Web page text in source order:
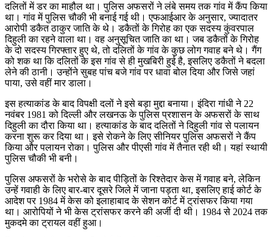
दलितों में डर का माहौल था। पुलिस अफसरों ने लंबे समय तक गांव में कैंप किया
था। गांव में पुलिस चौकी भी बनाई गई थी। एफआईआर के अनुसार, ज्यादातर
आरोपी डकैत ठाकुर जाति के थे। डकैतों के गिरोह का एक सदस्य कुंवरपाल
दिहुली का रहने वाला था। वह अनुसूचित जाति का था। जब डकैतों के गिरोह
के दो सदस्य गिरफ्तार हुए थे, तो दलितों के गांव के कुछ लोग गवाह बने थे। गैंग
को शक था कि दलितों के इस गांव से ही मुखबिरी हुई है, इसलिए डकैतों ने बदला
लेने की ठानी। उन्होंने सुबह पांच बजे गांव पर धावा बोल दिया और जिसे जहां
पाया, उसे वहीं मार डाला।
इस हत्याकांड के बाद विपक्षी दलों ने इसे बड़ा मुद्दा बनाया। इंदिरा गांधी ने 22
नवंबर 1981 को दिल्ली और लखनऊ के पुलिस प्रशासन के अफसरों के साथ
दिहुली का दौरा किया था। हत्याकांड के बाद दलितों ने दिहुली गांव से पलायन
करना शुरू कर दिया था। इसे रोकने के लिए सीनियर पुलिस अफसरों ने कैंप
किया और पलायन रोका। पुलिस और पीएसी गांव में तैनात रही थी। यहां स्थायी
पुलिस चौकी भी बनी।
पुलिस अफसरों के भरोसे के बाद पीड़ितों के रिश्तेदार केस में गवाह बने, लेकिन
उन्हें गवाही के लिए बार-बार दूसरे जिले में जाना पड़ता था, इसलिए हाई कोर्ट के
आदेश पर 1984 में केस को इलाहाबाद के सेशन कोर्ट में ट्रांसफर किया गया
था। आरोपियों ने भी केस ट्रांसफर करने की अर्जी दी थी। 1984 से 2024 तक
मुकदमे का ट्रायल वहीं हुआ।